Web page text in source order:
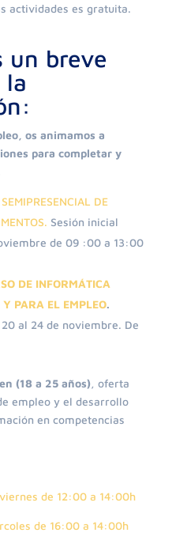
actividades es gratuita.
un breve
la
os animamos a
para completar y
DE
Sesión inicial
de 09 :00 a 13:00
DE INFORMÁTICA
PARA EL EMPLEO.
al 24 de noviembre. De
(18 a 25 años), oferta
empleo y el desarrollo
en competencias
de 12:00 a 14:00h
de 16:00 a 14:00h